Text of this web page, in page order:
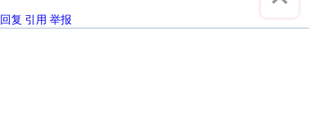
回复 引用 举报